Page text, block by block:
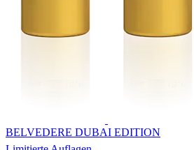
BELVEDERE DUBAI EDITION